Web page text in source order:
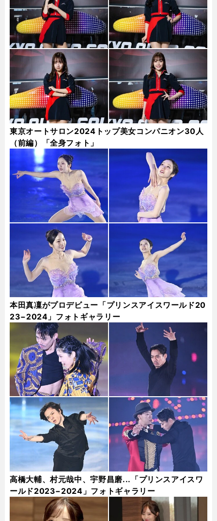
東京オートサロン2024トップ美女コンパニオン30人
（前編）「全身フォト」
本田真凜がプロデビュー「プリンスアイスワールド20
23−2024」フォトギャラリー
高橋大輔、村元哉中、宇野昌磨...「プリンスアイスワ
ールド2023−2024」フォトギャラリー